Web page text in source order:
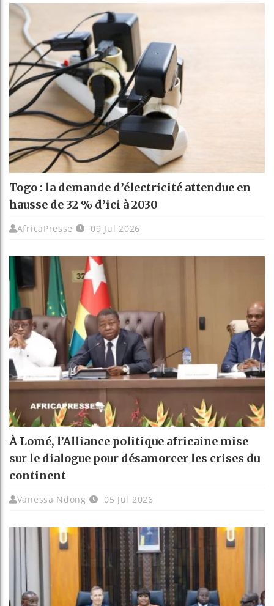
Togo : la demande d’électricité attendue en
hausse de 32 % d’ici à 2030
AfricaPresse 09 Jul 2026
À Lomé, l’Alliance politique africaine mise
sur le dialogue pour désamorcer les crises du
continent
Vanessa Ndong 05 Jul 2026